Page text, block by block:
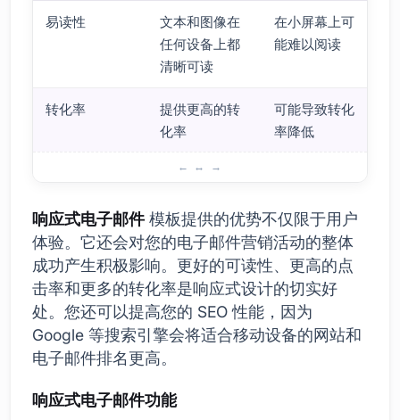
易读性
文本和图像在
任何设备上都
清晰可读
在小屏幕上可
能难以阅读
转化率
提供更高的转
化率
可能导致转化
率降低
响应式电子邮件模板提供的优势不仅限于用户
体验。它还会对您的电子邮件营销活动的整体
成功产生积极影响。更好的可读性、更高的点
击率和更多的转化率是响应式设计的切实好
处。您还可以提高您的 SEO 性能，因为
Google 等搜索引擎会将适合移动设备的网站和
电子邮件排名更高。
响应式电子邮件功能